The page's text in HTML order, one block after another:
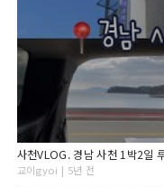
교이gyoi | 5년 전